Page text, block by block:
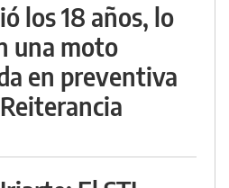
los 18 años, lo
una moto
en preventiva